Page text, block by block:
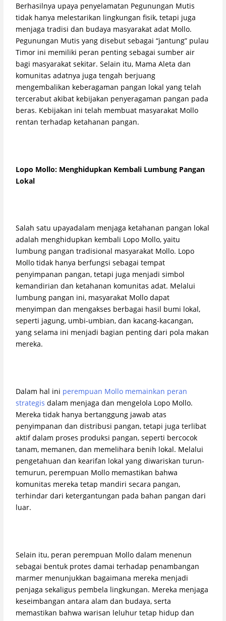
Berhasilnya upaya penyelamatan Pegunungan Mutis
tidak hanya melestarikan lingkungan fisik, tetapi juga
menjaga tradisi dan budaya masyarakat adat Mollo.
Pegunungan Mutis yang disebut sebagai “jantung” pulau
Timor ini memiliki peran penting sebagai sumber air
bagi masyarakat sekitar. Selain itu, Mama Aleta dan
komunitas adatnya juga tengah berjuang
mengembalikan keberagaman pangan lokal yang telah
tercerabut akibat kebijakan penyeragaman pangan pada
beras. Kebijakan ini telah membuat masyarakat Mollo
rentan terhadap ketahanan pangan.
Lopo Mollo: Menghidupkan Kembali Lumbung Pangan
Lokal
Salah satu upayadalam menjaga ketahanan pangan lokal
adalah menghidupkan kembali Lopo Mollo, yaitu
lumbung pangan tradisional masyarakat Mollo. Lopo
Mollo tidak hanya berfungsi sebagai tempat
penyimpanan pangan, tetapi juga menjadi simbol
kemandirian dan ketahanan komunitas adat. Melalui
lumbung pangan ini, masyarakat Mollo dapat
menyimpan dan mengakses berbagai hasil bumi lokal,
seperti jagung, umbi-umbian, dan kacang-kacangan,
yang selama ini menjadi bagian penting dari pola makan
mereka.
Dalam hal ini perempuan Mollo memainkan peran
strategis dalam menjaga dan mengelola Lopo Mollo.
Mereka tidak hanya bertanggung jawab atas
penyimpanan dan distribusi pangan, tetapi juga terlibat
aktif dalam proses produksi pangan, seperti bercocok
tanam, memanen, dan memelihara benih lokal. Melalui
pengetahuan dan kearifan lokal yang diwariskan turun-
temurun, perempuan Mollo memastikan bahwa
komunitas mereka tetap mandiri secara pangan,
terhindar dari ketergantungan pada bahan pangan dari
luar.
Selain itu, peran perempuan Mollo dalam menenun
sebagai bentuk protes damai terhadap penambangan
marmer menunjukkan bagaimana mereka menjadi
penjaga sekaligus pembela lingkungan. Mereka menjaga
keseimbangan antara alam dan budaya, serta
memastikan bahwa warisan leluhur tetap hidup dan